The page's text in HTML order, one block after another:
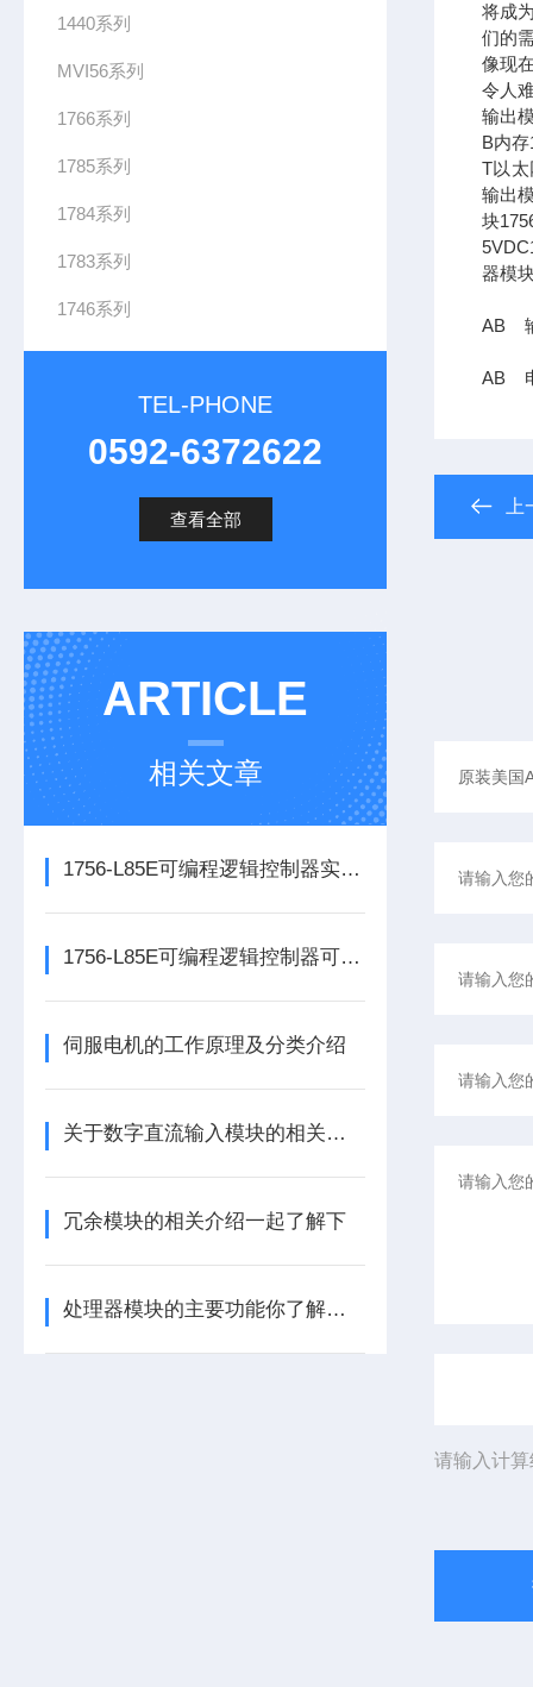
1440系列
MVI56系列
1766系列
1785系列
1784系列
1783系列
1746系列
TEL-PHONE
0592-6372622
查看全部
ARTICLE
相关文章
1756-L85E可编程逻辑控制器实操应用常见问题分析及解决方法探讨
1756-L85E可编程逻辑控制器可满足多行业自动化精准控制需求
伺服电机的工作原理及分类介绍
关于数字直流输入模块的相关介绍
冗余模块的相关介绍一起了解下
处理器模块的主要功能你了解多少呢
将成
们的
像现
令人
输出
B内
T以太
输出
块
器模
AB
AB
请输入计